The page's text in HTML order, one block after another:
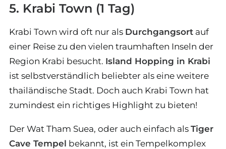
5. Krabi Town (1 Tag)
Krabi Town wird oft nur als Durchgangsort auf
einer Reise zu den vielen traumhaften Inseln der
Region Krabi besucht. Island Hopping in Krabi
ist selbstverständlich beliebter als eine weitere
thailändische Stadt. Doch auch Krabi Town hat
zumindest ein richtiges Highlight zu bieten!
Der Wat Tham Suea, oder auch einfach als Tiger
Cave Tempel bekannt, ist ein Tempelkomplex